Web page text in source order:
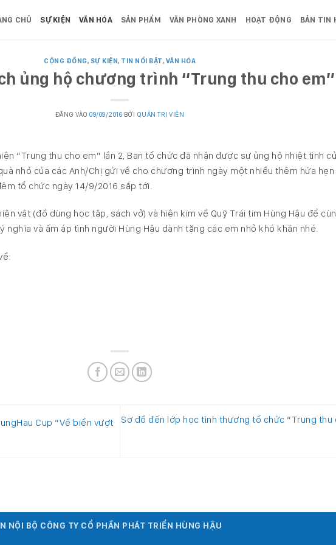
CHỦ SỰ KIỆN VĂN HÓA SẢN PHẨM VĂN PHÒNG XANH HOẠT ĐỘNG BẢN TIN
CỘNG ĐỒNG, SỰ KIỆN, TIN NỔI BẬT, VĂN HÓA
ủng hộ chương trình “Trung thu cho
ĐĂNG VÀO09/09/2016 BỞI QUẢN TRỊ VIÊN
“Trung thu cho em” lần 2, Ban tổ chức đã nhận được sự ủng hộ nhiệt tình
nhỏ của các Anh/Chị gửi về cho chương trình ngày một nhiều thêm hứa
tổ chức ngày 14/9/2016 sắp tới.
vật (đồ dùng học tập, sách vở) và hiện kim về Quỹ Trái tim Hùng Hậu để
nghĩa và ấm áp tình người Hùng Hậu dành tặng các em nhỏ khó khăn nhé.
Cup “Về biển vượt
Sơ đồ đến lớp học tình thương tổ chức “Trung thu
NỘI BỘ CÔNG TY CỔ PHẦN PHÁT TRIỂN HÙNG HẬU